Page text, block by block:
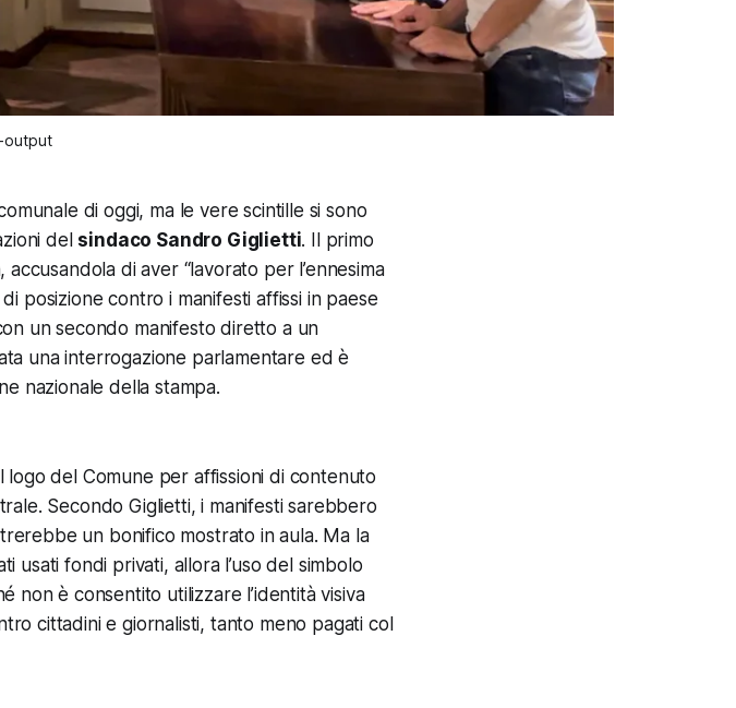
di oggi, ma le vere scintille si sono
del sindaco Sandro Giglietti. Il primo
di aver “lavorato per l’ennesima
posizione contro i manifesti affissi in paese
un secondo manifesto diretto a un
una interrogazione parlamentare ed è
nazionale della stampa.
logo del Comune per affissioni di contenuto
Secondo Giglietti, i manifesti sarebbero
un bonifico mostrato in aula. Ma la
usati fondi privati, allora l’uso del simbolo
non è consentito utilizzare l’identità visiva
cittadini e giornalisti, tanto meno pagati col